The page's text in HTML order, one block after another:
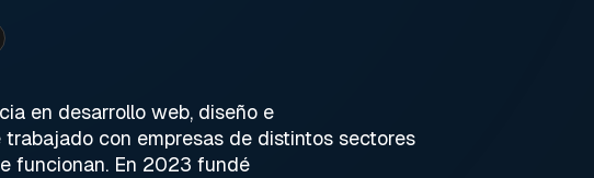
en desarrollo web, diseño e
con empresas de distintos sectores
funcionan. En 2023 fundé